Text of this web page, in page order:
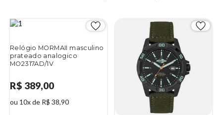
Relógio MORMAII masculino
prateado analogico
MO2317AD/1V
R$ 389,00
ou 10x de R$ 38,90